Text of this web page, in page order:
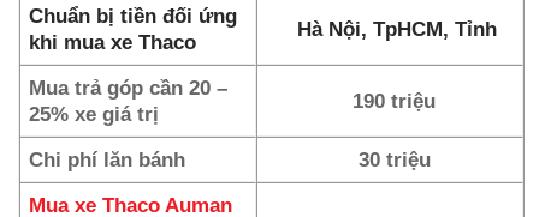
Chuẩn bị tiền đối ứng
khi mua xe Thaco
Hà Nội, TpHCM, Tỉnh
Mua trả góp cần 20 –
25% xe giá trị
190 triệu
Chi phí lăn bánh
30 triệu
Mua xe Thaco Auman